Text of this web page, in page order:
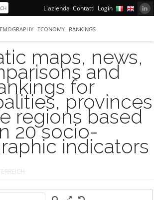
L'azienda Contatti Login
ECONOMY RANKINGS
maps, news,
and
for
provinces
regions based
20 socio-
indicators